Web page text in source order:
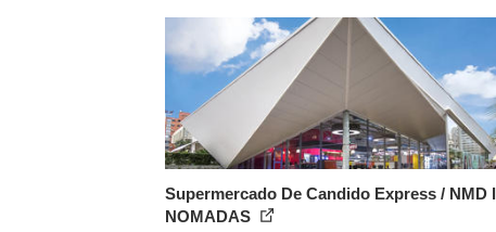
Supermercado De Candido Express / NMD l
NOMADAS